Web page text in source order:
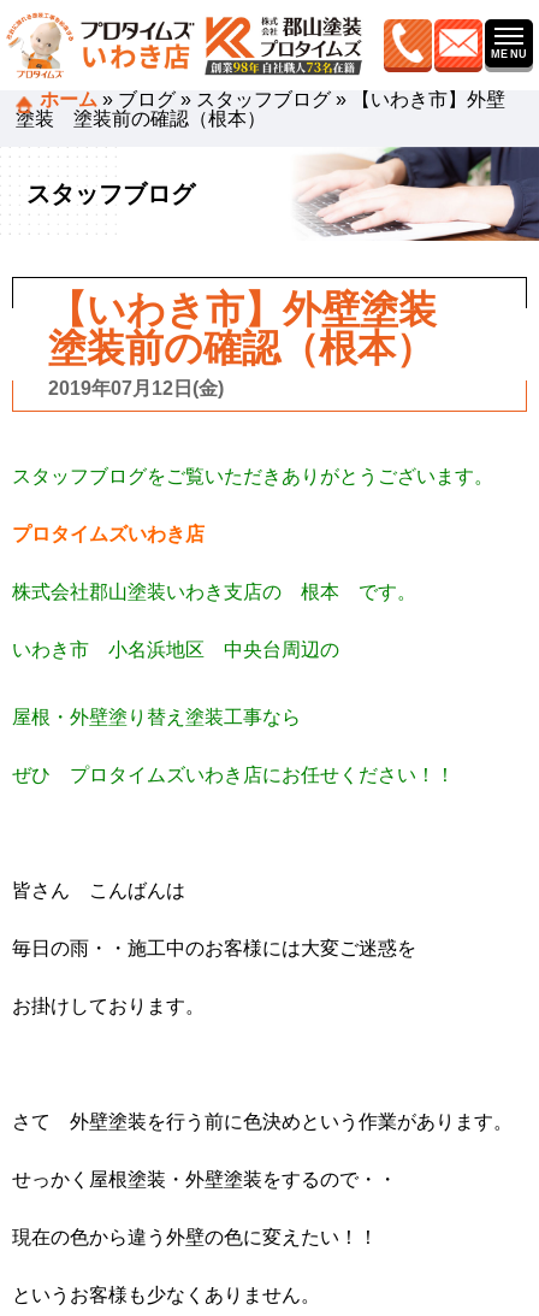
ホーム » ブログ » スタッフブログ »
【いわき市】外壁
塗装 塗装前の確認（根本）
スタッフブログ
【いわき市】外壁塗装
塗装前の確認（根本）
2019年07月12日(金)
スタッフブログをご覧いただきありがとうございます。
プロタイムズいわき店
株式会社郡山塗装いわき支店の 根本 です。
いわき市 小名浜地区 中央台周辺の
屋根・外壁塗り替え塗装工事なら
ぜひ プロタイムズいわき店にお任せください！！
皆さん こんばんは
毎日の雨・・施工中のお客様には大変ご迷惑を
お掛けしております。
さて 外壁塗装を行う前に色決めという作業があります。
せっかく屋根塗装・外壁塗装をするので・・
現在の色から違う外壁の色に変えたい！！
というお客様も少なくありません。